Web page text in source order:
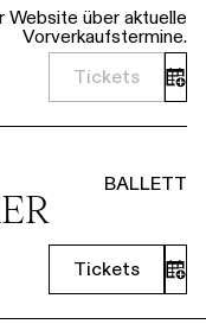
Website über aktuelle
Vorverkaufstermine.
Tickets
BALLETT
Tickets